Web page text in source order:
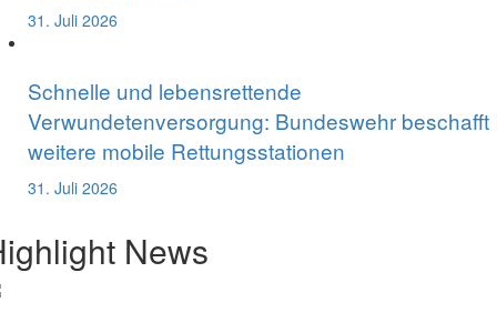
31. Juli 2026
Schnelle und lebensrettende
Verwundetenversorgung: Bundeswehr beschafft
weitere mobile Rettungsstationen
31. Juli 2026
News